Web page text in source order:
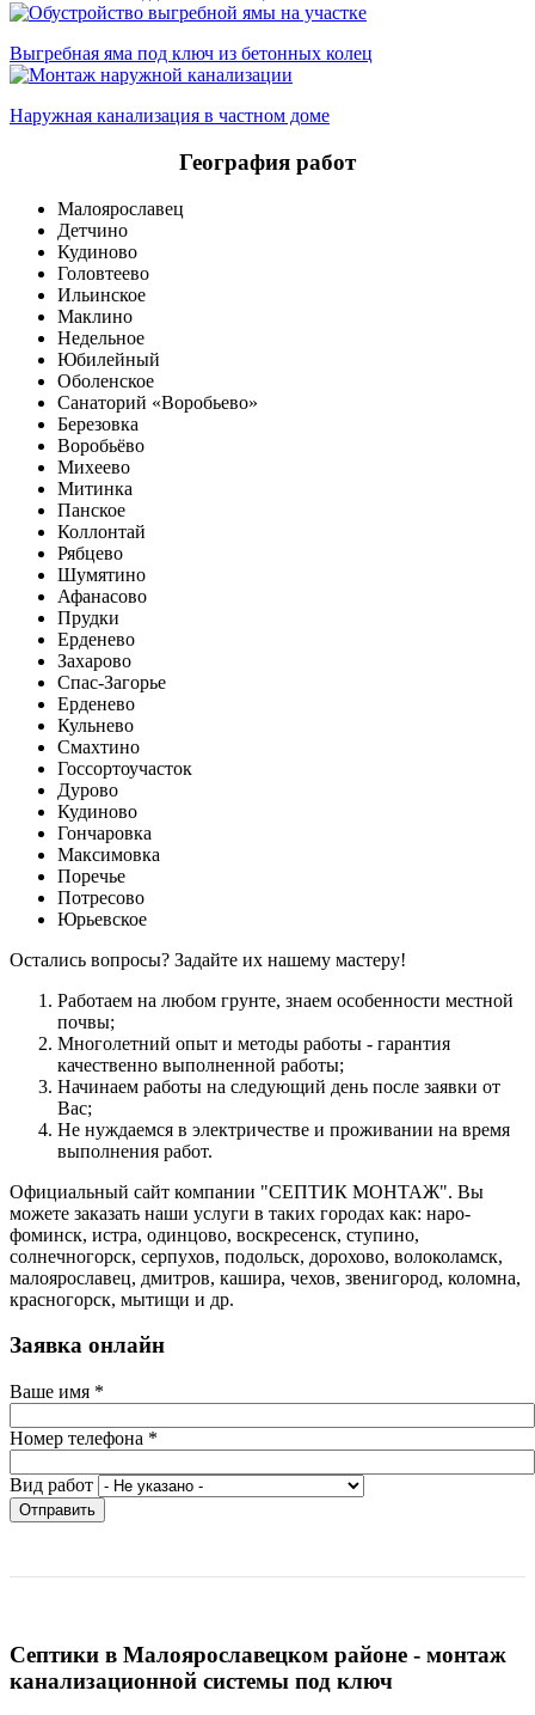
Выгребная яма под ключ из бетонных колец
Наружная канализация в частном доме
География работ
Малоярославец
Детчино
Кудиново
Головтеево
Ильинское
Маклино
Недельное
Юбилейный
Оболенское
Санаторий «Воробьево»
Березовка
Воробьёво
Михеево
Митинка
Панское
Коллонтай
Рябцево
Шумятино
Афанасово
Прудки
Ерденево
Захарово
Спас-Загорье
Ерденево
Кульнево
Смахтино
Госсортоучасток
Дурово
Кудиново
Гончаровка
Максимовка
Поречье
Потресово
Юрьевское
Остались вопросы? Задайте их нашему мастеру!
Работаем на любом грунте, знаем особенности местной
почвы;
Многолетний опыт и методы работы - гарантия
качественно выполненной работы;
Начинаем работы на следующий день после заявки от
Вас;
Не нуждаемся в электричестве и проживании на время
выполнения работ.
Официальный сайт компании "СЕПТИК МОНТАЖ". Вы
можете заказать наши услуги в таких городах как: наро-
фоминск, истра, одинцово, воскресенск, ступино,
солнечногорск, серпухов, подольск, дорохово, волоколамск,
малоярославец, дмитров, кашира, чехов, звенигород, коломна,
красногорск, мытищи и др.
Заявка онлайн
Ваше имя *
Номер телефона *
Вид работ
Отправить
Септики в Малоярославецком районе - монтаж
канализационной системы под ключ